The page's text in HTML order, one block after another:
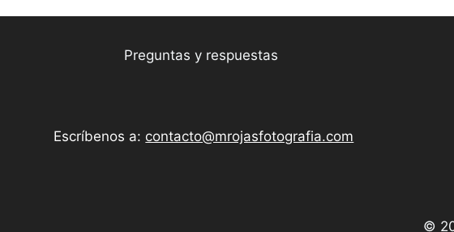
Preguntas y respuestas
Escríbenos a: contacto@mrojasfotografia.com
©